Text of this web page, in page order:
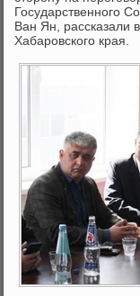
Государственного
Ван Ян, рассказали
Хабаровского края.